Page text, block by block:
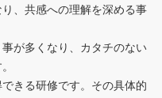
、共感への理解を深める事
が多くなり、カタチのない
きる研修です。その具体的